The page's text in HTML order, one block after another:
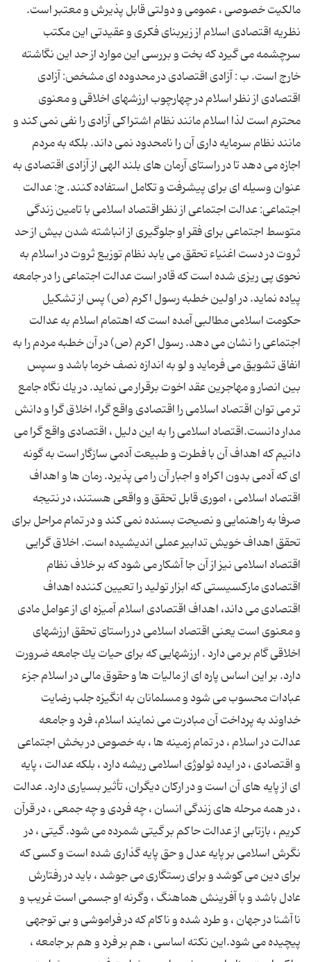
مالكیت خصوصی ، عمومی و دولتی قابل پذیرش و معتبر است.
نظریه اقتصادی اسلام از زیربنای فكری و عقیدتی این مكتب
سرچشمه می گیرد كه بخت و بررسی این موارد از حد این نگاشته
خارج است. ب : آزادی اقتصادی در محدوده ای مشخص: آزادی
اقتصادی از نظر اسلام در چهارچوب ارزشهای اخلاقی و معنوی
محترم است لذا اسلام مانند نظام اشتراكی آزادی را نفی نمی كند و
مانند نظام سرمایه داری آن را نامحدود نمی داند. بلكه به مردم
اجازه می دهد تا در راستای آرمان های بلند الهی از آزادی اقتصادی به
عنوان وسیله ای برای پیشرفت و تكامل استفاده كنند. ج: عدالت
اجتماعی: عدالت اجتماعی از نظر اقتصاد اسلامی با تامین زندگی
متوسط اجتماعی برای فقر او جلوگیری از انباشته شدن بیش از حد
ثروت در دست اغنیاء تحقق می یابد نظام توزیع ثروت در اسلام به
نحوی پی ریزی شده است كه قادر است عدالت اجتماعی را در جامعه
پیاده نماید. در اولین خطبه رسول اكرم (ص) پس از تشكیل
حكومت اسلامی مطالبی آمده است كه اهتمام اسلام به عدالت
اجتماعی را نشان می دهد. رسول اكرم (ص) در آن خطبه مردم را به
انفاق تشویق می فرماید و لو به اندازه نصف خرما باشد و سپس
بین انصار و مهاجرین عقد اخوت برقرار می نماید. در یك نگاه جامع
تر می توان اقتصاد اسلامی را اقتصادی واقع گرا، اخلاق گرا و دانش
مدار دانست.اقتصاد اسلامی را به این دلیل ، اقتصادی واقع گرا می
دانیم كه اهداف آن با فطرت و طبیعت آدمی سازگار است به گونه
ای كه آدمی بدون اكراه و اجبار آن را می پذیرد. رمان ها و اهداف
اقتصاد اسلامی ، اموری قابل تحقق و واقعی هستند، در نتیجه
صرفا به راهنمایی و نصیحت بسنده نمی كند و در تمام مراحل برای
تحقق اهداف خویش تدابیر عملی اندیشیده است. اخلاق گرایی
اقتصاد اسلامی نیز از آن جا آشكار می شود كه بر خلاف نظام
اقتصادی ماركسیستی كه ابزار تولید را تعیین كننده اهداف
اقتصادی می داند، اهداف اقتصادی اسلام آمیزه ای از عوامل مادی
و معنوی است یعنی اقتصاد اسلامی در راستای تحقق ارزشهای
اخلاقی گام بر می دارد . ارزشهایی كه برای حیات یك جامعه ضرورت
دارد. بر این اساس پاره ای از مالیات ها و حقوق مالی در اسلام جزء
عبادات محسوب می شود و مسلمانان به انگیزه جلب رضایت
خداوند به پرداخت آن مبادرت می نمایند اسلام، فرد و جامعه
عدالت در اسلام ، در تمام زمینه ها ، به خصوص در بخش اجتماعی
و اقتصادی ، در ایده ئولوژی اسلامی ریشه دارد ، بلکه عدالت ، پایه
ای از پایه های آن است و در ارکان دیگران، تأثیر بسیاری دارد. عدالت
، در همه مرحله های زندگی انسان ، چه فردی و چه جمعی ، در قرآن
کریم ، بازتابی از عدالت حاکم بر گیتی شمرده می شود. گیتی ، در
نگرش اسلامی بر پایه عدل و حق پایه گذاری شده است و کسی که
برای دین می کوشد و برای رستگاری می جوشد ، باید در رفتارش
عادل باشد و با آفرینش هماهنگ ، وگرنه او جسمی است غریب و
ناآشنا در جهان ، و طرد شده و ناکام که در فراموشی و بی توجهی
پیچیده می شود.این نکته اساسی ، هم بر فرد و هم بر جامعه ،